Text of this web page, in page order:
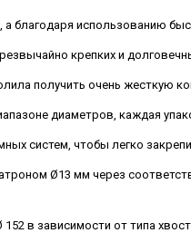
благодаря использованию
крепких и
получить очень жесткую
диаметров, каждая
систем, чтобы легко
Ø13 мм через
в зависимости от типа